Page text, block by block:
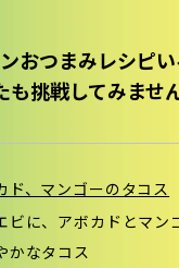
おつまみレシピい
も挑戦してみませ
、マンゴーのタコス
ビに、アボカドとマン
かなタコス